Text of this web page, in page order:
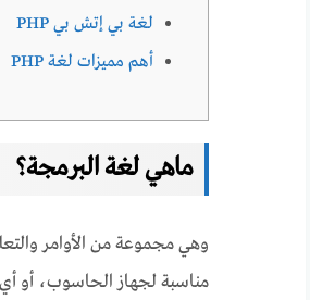
لغة بي إتش بي PHP
أهم مميزات لغة PHP
ماهي لغة البرمجة؟
وهي مجموعة من الأوامر
مناسبة لجهاز الحاسوب، أو